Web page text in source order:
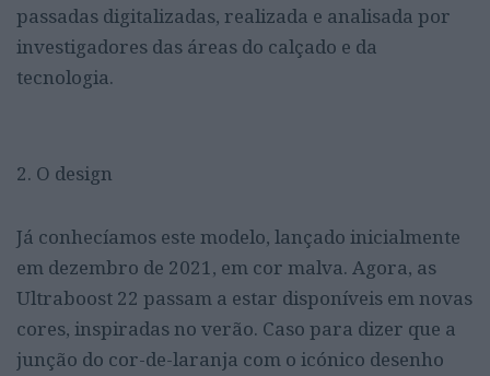
passadas digitalizadas, realizada e analisada por
investigadores das áreas do calçado e da
tecnologia.
2. O design
Já conhecíamos este modelo, lançado inicialmente
em dezembro de 2021, em cor malva. Agora, as
Ultraboost 22 passam a estar disponíveis em novas
cores, inspiradas no verão. Caso para dizer que a
junção do cor-de-laranja com o icónico desenho